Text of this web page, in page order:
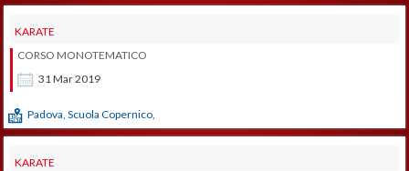
KARATE
31 Mar2019
CORSO MONOTEMATICO
Padova, Scuola Copernico,
KARATE